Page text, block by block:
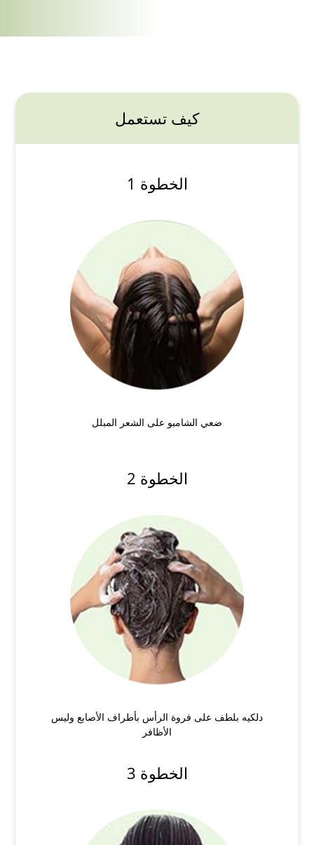
كيف تستعمل
الخطوة 1
ضعي الشامبو على الشعر المبلل
الخطوة 2
دلكيه بلطف على فروة الرأس بأطراف الأصابع وليس
الأظافر
الخطوة 3